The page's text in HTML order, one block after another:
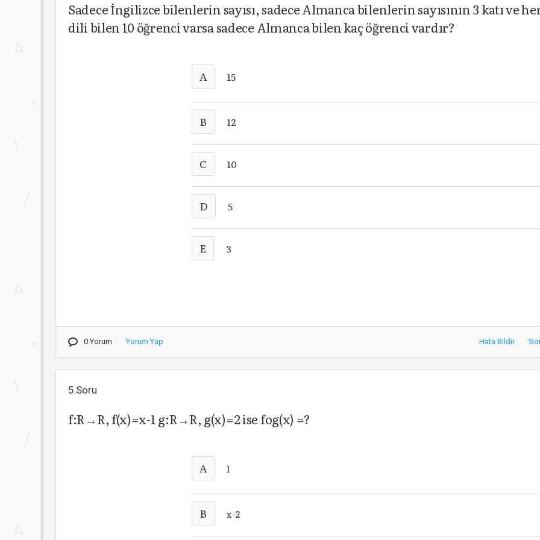
Sadece İngilizce bilenlerin sayısı, sadece Almanca bilenlerin sayısının 3 katı ve
dili bilen 10 öğrenci varsa sadece Almanca bilen kaç öğrenci vardır?
A 15
B 12
C 10
D 5
E 3
0 Yorum Yorum Yap Hata Bildir
5.Soru
f:R→R, f(x)=x-1 g:R→R, g(x)=2 ise fog(x) =?
A 1
B x-2